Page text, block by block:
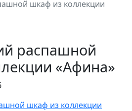
шкаф из коллекции
распашной
«Афина»